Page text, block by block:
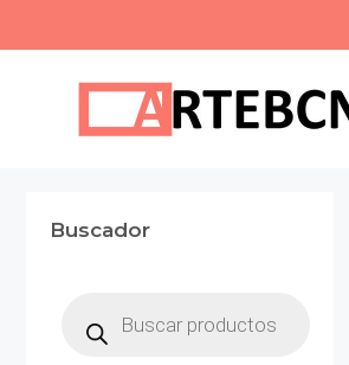
Buscador
productos